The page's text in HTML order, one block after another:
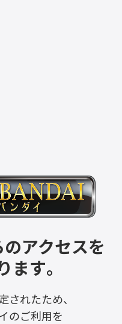
アクセスを
ます。
されたため、
のご利用を